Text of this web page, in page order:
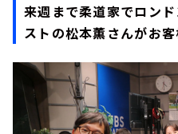
来週まで柔道家でロン
ストの松本薫さんがお客